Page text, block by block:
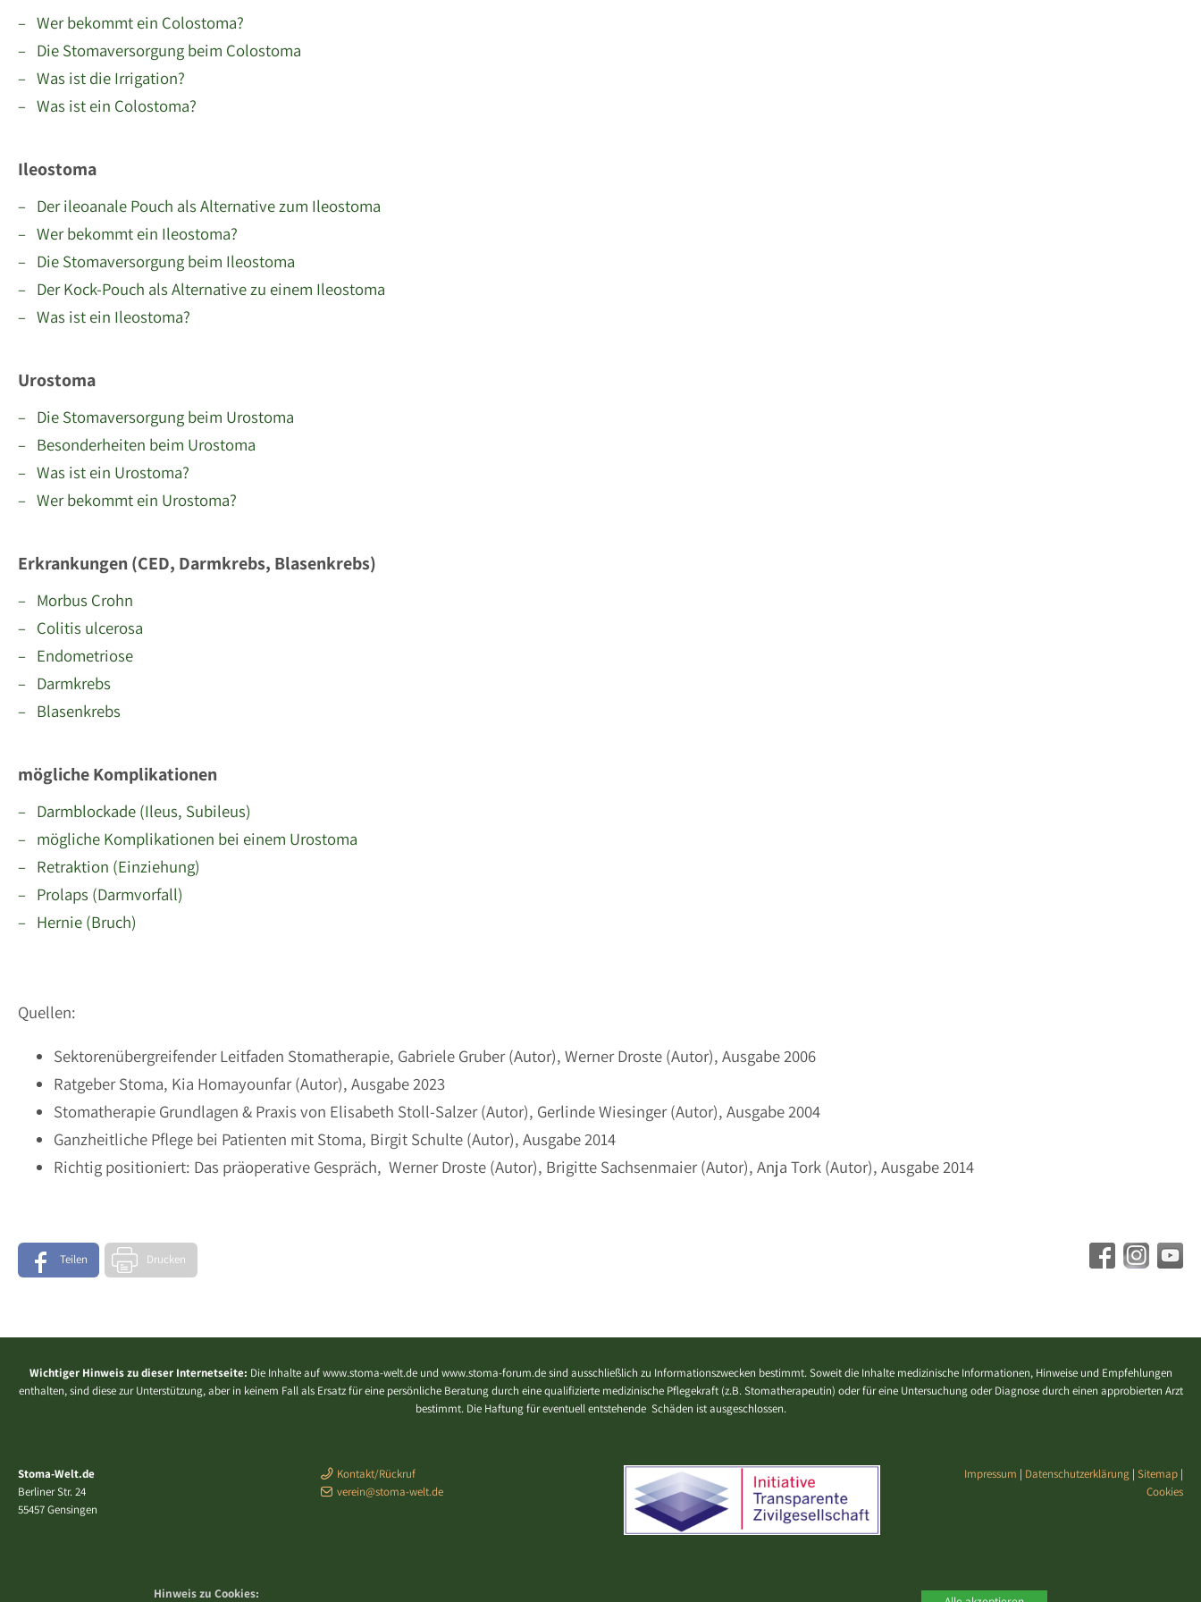
Hinweis zu Cookies:
– Wer bekommt ein Colostoma?
– Die Stomaversorgung beim Colostoma
– Was ist die Irrigation?
– Was ist ein Colostoma?
Ileostoma
– Der ileoanale Pouch als Alternative zum Ileostoma
– Wer bekommt ein Ileostoma?
– Die Stomaversorgung beim Ileostoma
– Der Kock-Pouch als Alternative zu einem Ileostoma
– Was ist ein Ileostoma?
Urostoma
– Die Stomaversorgung beim Urostoma
– Besonderheiten beim Urostoma
– Was ist ein Urostoma?
– Wer bekommt ein Urostoma?
Erkrankungen (CED, Darmkrebs, Blasenkrebs)
– Morbus Crohn
– Colitis ulcerosa
– Endometriose
– Darmkrebs
– Blasenkrebs
mögliche Komplikationen
– Darmblockade (Ileus, Subileus)
– mögliche Komplikationen bei einem Urostoma
– Retraktion (Einziehung)
– Prolaps (Darmvorfall)
– Hernie (Bruch)
Quellen:
Sektorenübergreifender Leitfaden Stomatherapie, Gabriele Gruber (Autor), Werner Droste (Autor), Ausgabe 2006
Ratgeber Stoma, Kia Homayounfar (Autor), Ausgabe 2023
Stomatherapie Grundlagen & Praxis von Elisabeth Stoll-Salzer (Autor), Gerlinde Wiesinger (Autor), Ausgabe 2004
Ganzheitliche Pflege bei Patienten mit Stoma, Birgit Schulte (Autor), Ausgabe 2014
Richtig positioniert: Das präoperative Gespräch, Werner Droste (Autor), Brigitte Sachsenmaier (Autor), Anja Tork (Autor), Ausgabe 2014
Teilen Drucken
Wichtiger Hinweis zu dieser Internetseite: Die Inhalte auf www.stoma-welt.de und www.stoma-forum.de sind ausschließlich zu Informationszwecken bestimmt. Soweit die Inhalte medizinische Informationen, Hinweise und Empfehlungen
enthalten, sind diese zur Unterstützung, aber in keinem Fall als Ersatz für eine persönliche Beratung durch eine qualifizierte medizinische Pflegekraft (z.B. Stomatherapeutin) oder für eine Untersuchung oder Diagnose durch einen approbierten Arzt
bestimmt. Die Haftung für eventuell entstehende Schäden ist ausgeschlossen.
Stoma-Welt.de
Berliner Str. 24
55457 Gensingen
Kontakt/Rückruf
verein@stoma-welt.de
Impressum | Datenschutzerklärung | Sitemap |
Cookies